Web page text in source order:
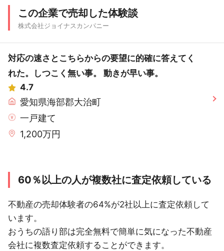
この企業で売却した体験談
株式会社ジョイナスカンパニー
対応の速さとこちらからの要望に的確に答えてく
れた。しつこく無い事。 動きが早い事。
4.7
愛知県海部郡大治町
一戸建て
1,200万円
60％以上の人が複数社に査定依頼している
不動産の売却体験者の64%が2社以上に査定依頼して
います。
おうちの語り部は完全無料で簡単に気になった不動産
会社に複数査定依頼することができます。